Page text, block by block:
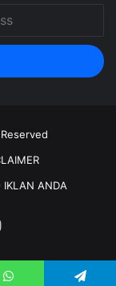
IKLAN ANDA
Instagram